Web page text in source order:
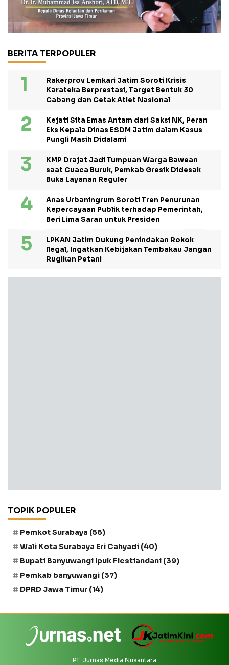
BERITA TERPOPULER
Rakerprov Lemkari Jatim Soroti Krisis
Karateka Berprestasi, Target Bentuk 30
Cabang dan Cetak Atlet Nasional
Kejati Sita Emas Antam dari Saksi NK, Peran
Eks Kepala Dinas ESDM Jatim dalam Kasus
Pungli Masih Didalami
KMP Drajat Jadi Tumpuan Warga Bawean
saat Cuaca Buruk, Pemkab Gresik Didesak
Buka Layanan Reguler
Anas Urbaningrum Soroti Tren Penurunan
Kepercayaan Publik terhadap Pemerintah,
Beri Lima Saran untuk Presiden
LPKAN Jatim Dukung Penindakan Rokok
Ilegal, Ingatkan Kebijakan Tembakau Jangan
Rugikan Petani
TOPIK POPULER
Pemkot Surabaya (56)
Wali Kota Surabaya Eri Cahyadi (40)
Bupati Banyuwangi Ipuk Fiestiandani (39)
Pemkab banyuwangi (37)
DPRD Jawa Timur (14)
PT. Jurnas Media Nusantara